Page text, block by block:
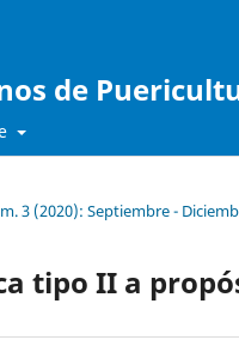
de
3 (2020): Septiembre -
tipo II a